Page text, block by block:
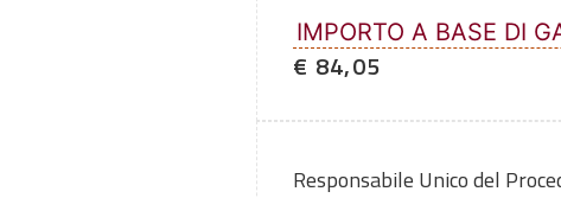
IMPORTO A BASE DI
€ 84,05
Responsabile Unico del